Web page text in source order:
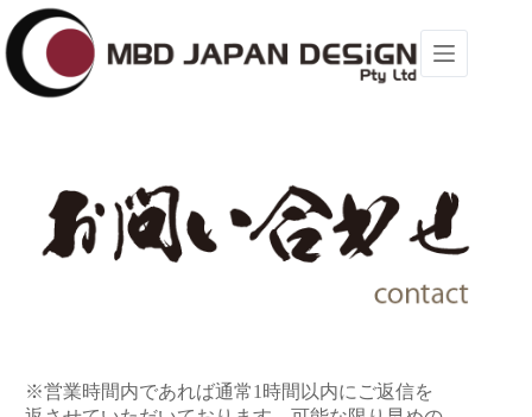
ン
テ
ン
※営業時間内であれば通常1時間以内にご返信を